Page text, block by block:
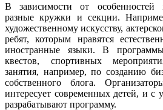
В зависимости от особенностей
разные кружки и секции.
художественному искусству,
ребят, которым нравятся
иностранные языки. В
квестов, спортивных
занятия, например, по созданию
собственного блога.
интересует современных детей, и с
разрабатывают программу.